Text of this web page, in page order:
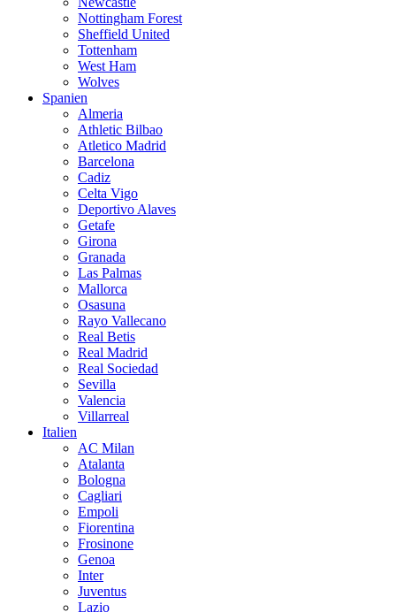
Nottingham Forest
Sheffield United
Tottenham
West Ham
Wolves
Spanien
Almeria
Athletic Bilbao
Atletico Madrid
Barcelona
Cadiz
Celta Vigo
Deportivo Alaves
Getafe
Girona
Granada
Las Palmas
Mallorca
Osasuna
Rayo Vallecano
Real Betis
Real Madrid
Real Sociedad
Sevilla
Valencia
Villarreal
Italien
AC Milan
Atalanta
Bologna
Cagliari
Empoli
Fiorentina
Frosinone
Genoa
Inter
Juventus
Lazio